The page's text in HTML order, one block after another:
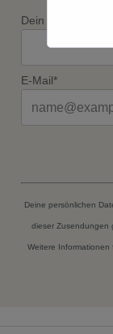
Dein Vorname*
E-Mail*
Deine persönlichen
dieser Zusendungen
Weitere Informationen